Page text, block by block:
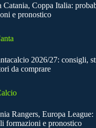
Catania, Coppa Italia:
e pronostico
2026/27: consigli,
da comprare
Rangers, Europa League:
formazioni e pronostico